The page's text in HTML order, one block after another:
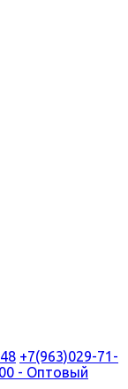
+7(963)029-71-
- Оптовый